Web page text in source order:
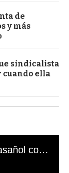
de
y más
sindicalista
ella
El mal momento de Yanina Gasañol con un hincha argentino en "Subrayado"